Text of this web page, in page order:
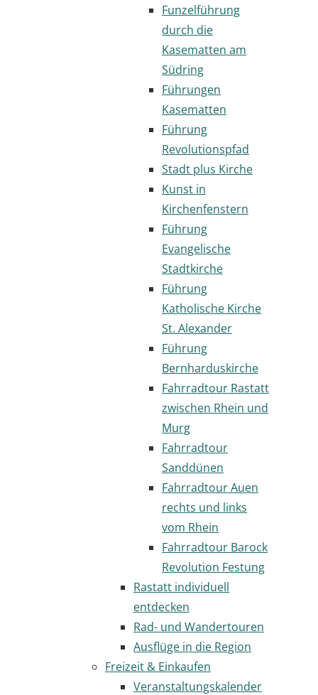
Funzelführung
durch die
Kasematten am
Südring
Führungen
Kasematten
Führung
Revolutionspfad
Stadt plus Kirche
Kunst in
Kirchenfenstern
Führung
Evangelische
Stadtkirche
Führung
Katholische Kirche
St. Alexander
Führung
Bernharduskirche
Fahrradtour Rastatt
zwischen Rhein und
Murg
Fahrradtour
Sanddünen
Fahrradtour Auen
rechts und links
vom Rhein
Fahrradtour Barock
Revolution Festung
Rastatt individuell
entdecken
Rad- und Wandertouren
Ausflüge in die Region
Freizeit & Einkaufen
Veranstaltungskalender